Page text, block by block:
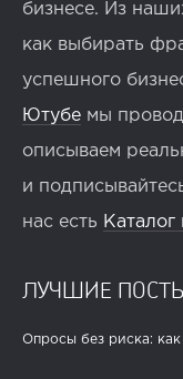
бизнесе. Из
как выбирать
успешного
Ютубе мы
описываем
и
нас есть Каталог
ЛУЧШИЕ
Опросы без риска: